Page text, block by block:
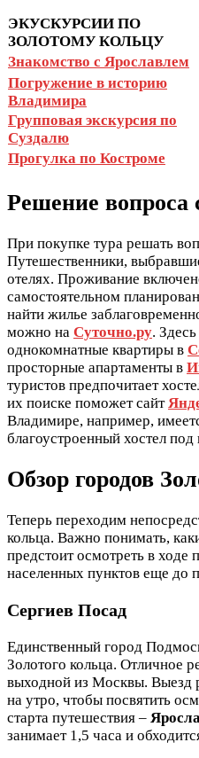
ЭКУСКУРСИИ ПО
ЗОЛОТОМУ КОЛЬЦУ
Знакомство с Ярославлем
Погружение в историю
Владимира
Групповая экскурсия по
Суздалю
Прогулка по Костроме
Решение вопроса
При покупке тура решать
Путешественники,
отелях. Проживание
самостоятельном
найти жилье
можно на Суточно.ру.
однокомнатные квартиры в
просторные апартаменты в
туристов предпочитает
их поиске поможет сайт
Владимире, например,
благоустроенный хостел под
Обзор городов
Теперь переходим
кольца. Важно понимать,
предстоит осмотреть в ходе
населенных пунктов еще до
Сергиев Посад
Единственный город
Золотого кольца. Отличное
выходной из Москвы. Выезд
на утро, чтобы посвятить
старта путешествия –
занимает 1,5 часа и